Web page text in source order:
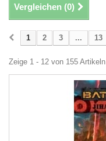
Vergleichen (0)
1 2 3 ... 13
Zeige 1 - 12 von 155 Artikeln